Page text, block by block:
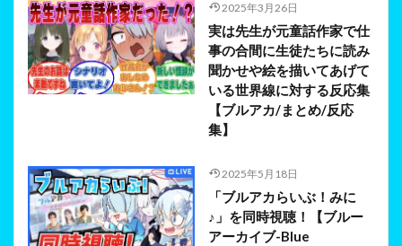
2025年3月26日
実は先生が元童話作家で仕
事の合間に生徒たちに読み
聞かせや絵を描いてあげて
いる世界線に対する反応集
【ブルアカ/まとめ/反応
集】
2025年5月18日
「ブルアカらいぶ！みに
♪」を同時視聴！【ブルー
アーカイブ-Blue